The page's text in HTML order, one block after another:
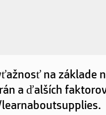
na základe
a ďalších